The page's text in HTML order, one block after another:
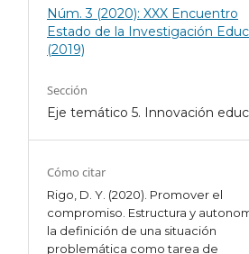
Núm. 3 (2020): XXX Encuentro
Estado de la Investigación
(2019)
Sección
Eje temático 5. Innovación
Cómo citar
Rigo, D. Y. (2020). Promover el
compromiso. Estructura y
la definición de una situación
problemática como tarea de